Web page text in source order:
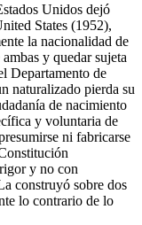
Unidos dejó
States (1952),
la nacionalidad de
y quedar sujeta
Departamento de
naturalizado pierda su
de nacimiento
y voluntaria de
ni fabricarse
y no con
construyó sobre dos
lo contrario de lo